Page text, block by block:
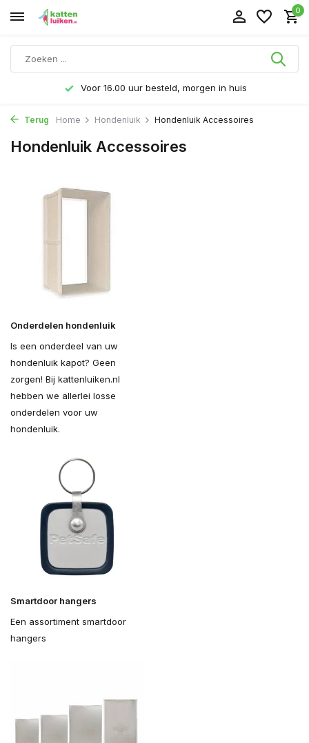
0
Voor 16.00 uur besteld, morgen in huis
Terug Home Hondenluik Hondenluik Accessoires
Hondenluik Accessoires
Smartdoor hangers
Een assortiment smartdoor
hangers
Onderdelen hondenluik
Is een onderdeel van uw
hondenluik kapot? Geen
zorgen! Bij kattenluiken.nl
hebben we allerlei losse
onderdelen voor uw
hondenluik.